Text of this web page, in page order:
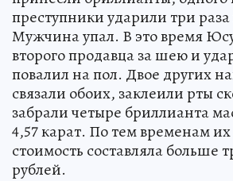
преступники ударили три раза
Мужчина упал. В это время
второго продавца за шею и
повалил на пол. Двое других
связали обоих, заклеили рты
забрали четыре бриллианта
4,57 карат. По тем временам
стоимость составляла больше
рублей.